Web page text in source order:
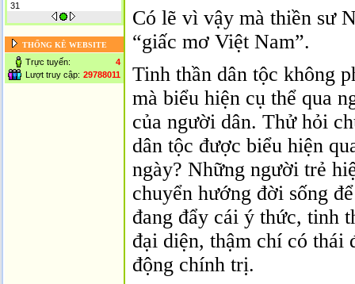
31
THỐNG KÊ WEBSITE
Trực tuyến:
4
Lượt truy cập: 29788011
Có lẽ vì vậy mà thiền sư
“giấc mơ Việt Nam”.
Tinh thần dân tộc không
mà biểu hiện cụ thể qua
của người dân. Thử hỏi
dân tộc được biểu hiện
ngày? Những người trẻ
chuyển hướng đời sống
đang đẩy cái ý thức, tinh
đại diện, thậm chí có thái
động chính trị.